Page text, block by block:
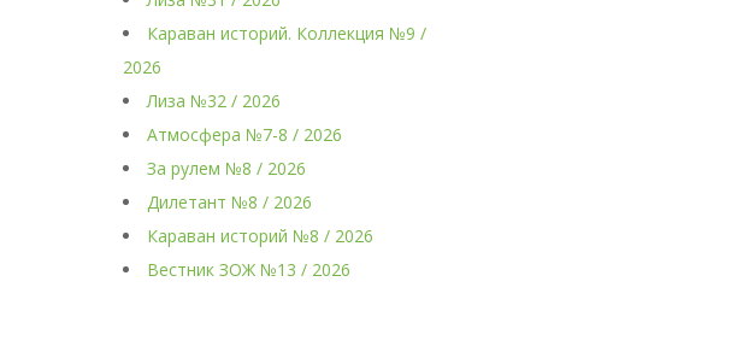
Караван историй. Коллекция №9 /
2026
Лиза №32 / 2026
Атмосфера №7-8 / 2026
За рулем №8 / 2026
Дилетант №8 / 2026
Караван историй №8 / 2026
Вестник ЗОЖ №13 / 2026